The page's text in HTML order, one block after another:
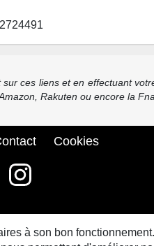
ces liens et en effectuant
Rakuten ou encore la
Cookies
2026
à son bon fonctionnement.